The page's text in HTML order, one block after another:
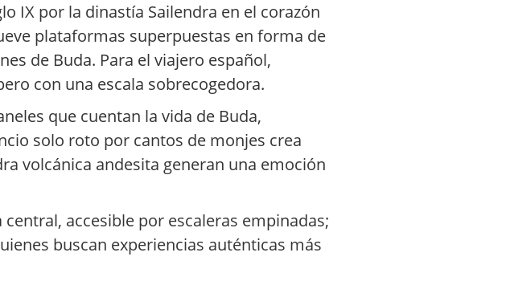
IX por la dinastía Sailendra en el corazón
plataformas superpuestas en forma de
de Buda. Para el viajero español,
con una escala sobrecogedora.
que cuentan la vida de Buda,
solo roto por cantos de monjes crea
volcánica andesita generan una emoción
accesible por escaleras empinadas;
buscan experiencias auténticas más